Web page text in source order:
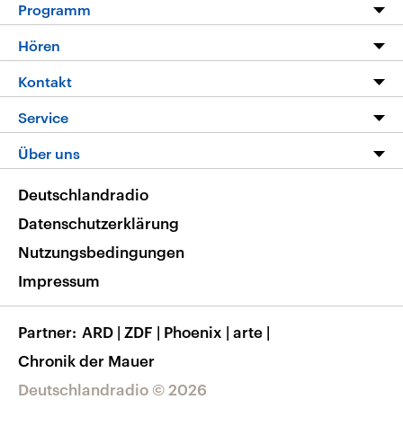
Programm
Programm
Die Nachrichten
Nachrichtenleicht
Neue Beiträge auf dlf.de
Hören
Livestream
Podcasts
Deutschlandfunk App
Nachrichten App
Frequenzen
Kontakt
Hörerservice
Service
FAQ
Veranstaltungen
Musikliste
RSS
Über uns
Barrierefreiheit
Deutschlandradio © 2026
Deutschlandradio
Datenschutzerklärung
Nutzungsbedingungen
Impressum
Partner ARD | ZDF | Phoenix | arte |
Chronik der Mauer